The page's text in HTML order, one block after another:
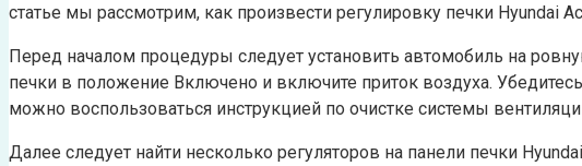
статье мы рассмотрим, как произвести регулировку печки
Перед началом процедуры следует установить автомобиль на
печки в положение Включено и включите приток воздуха.
можно воспользоваться инструкцией по очистке системы
Далее следует найти несколько регуляторов на панели печки